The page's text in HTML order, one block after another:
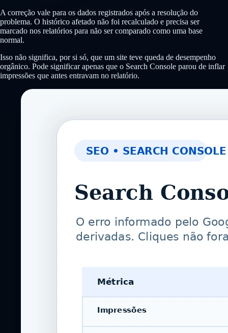
A correção vale para os dados registrados após a resolução do
problema. O histórico afetado não foi recalculado e precisa ser
marcado nos relatórios para não ser comparado como uma base
normal.
Isso não significa, por si só, que um site teve queda de desempenho
orgânico. Pode significar apenas que o Search Console parou de inflar
impressões que antes entravam no relatório.